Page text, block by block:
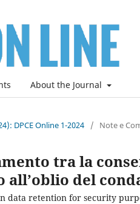
About the Journal
DPCE Online 1-2024 / Note e
tra la
all’oblio del
data retention for security